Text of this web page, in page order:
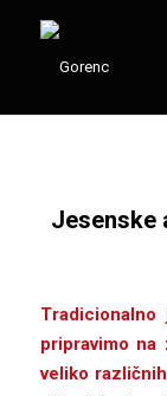
Jesenske
pripravimo
veliko